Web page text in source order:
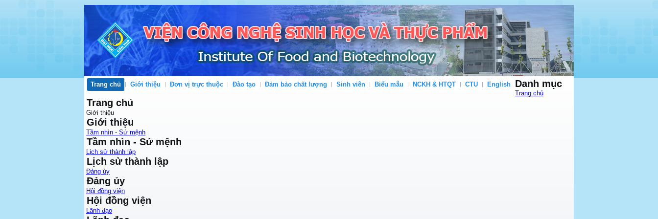
Trang chủ Giới thiệu Đơn vị trực thuộc Đào tạo Đảm bảo chất lượng Sinh viên Biểu mẫu NCKH & HTQT CTU English Danh mục
Trang chủ
Trang chủ
Giới thiệu
Giới thiệu
Tầm nhìn - Sứ mệnh
Tầm nhìn - Sứ mệnh
Lịch sử thành lập
Lịch sử thành lập
Đảng ủy
Đảng ủy
Hội đồng viện
Hội đồng viện
Lãnh đạo